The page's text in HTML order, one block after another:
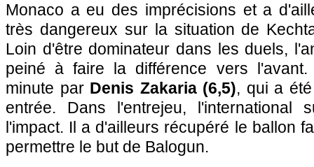
Monaco a eu des imprécisions et a
très dangereux sur la situation de
Loin d'être dominateur dans les duels,
peiné à faire la différence vers
minute par Denis Zakaria (6,5), qui a
entrée. Dans l'entrejeu, l'international
l'impact. Il a d'ailleurs récupéré le ballon
permettre le but de Balogun.